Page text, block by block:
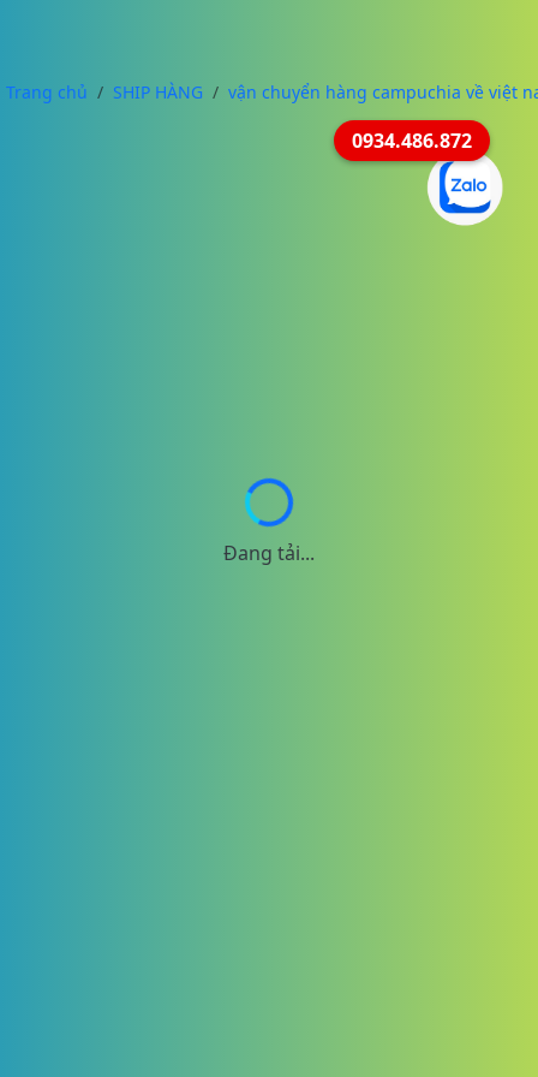
Trang chủ SHIP HÀNG vận chuyển hàng campuchia về việt
Đang tải...
0934.486.872